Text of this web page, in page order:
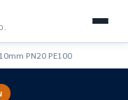
PN20 PE100